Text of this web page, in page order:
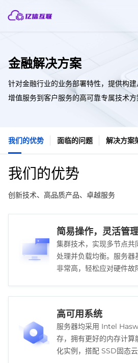
金融解决方案
针对金融行业的业务部署特性，提供构
增值服务到客户服务的高可靠专属技术
高可用方案、公有云负载均衡高可用解
建低成本、高可靠、扩容灵活且安全合
我们的优势
面临的问题 解决方案
我们的优势
创新技术、高品质产品、卓越服务
简易操作，灵活管
集群技术，实现多节点
处理并负载均衡。服务
非常高，轻松应对硬件故
高可用系统
服务器均采用 Intel
存，拥有更好的内存计
化实例，搭配 SSD固态